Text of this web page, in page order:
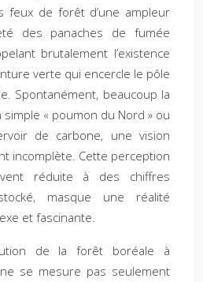
feux de forêt d’une ampleur
des panaches de fumée
brutalement l’existence
verte qui encercle le pôle
Spontanément, beaucoup la
« poumon du Nord » ou
de carbone, une vision
incomplète. Cette perception
réduite à des chiffres
masque une réalité
et fascinante.
de la forêt boréale à
ne se mesure pas seulement